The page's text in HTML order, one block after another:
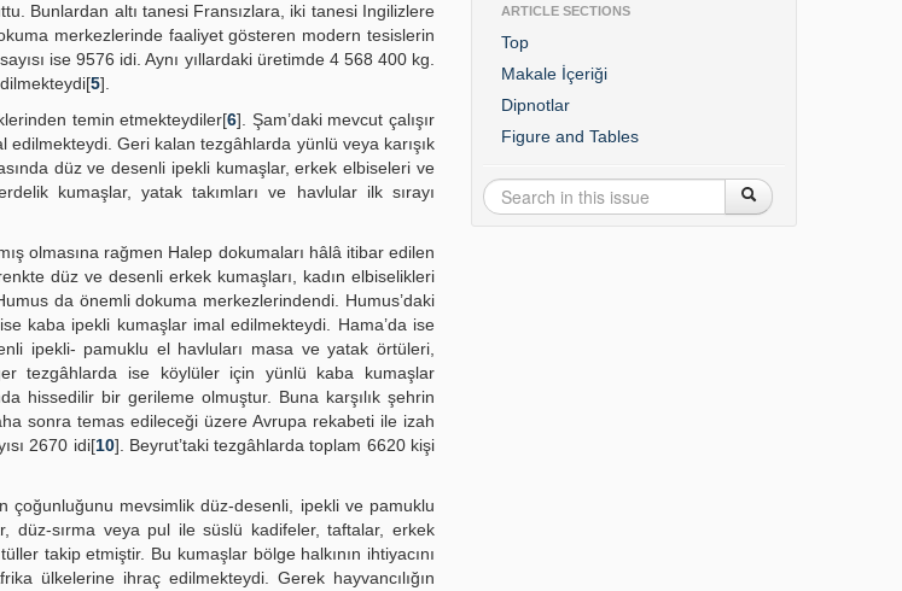
Bunlardan altı tanesi Fransızlara, iki tanesi Ingilizlere
merkezlerinde faaliyet gösteren modern tesislerin
ise 9576 idi. Aynı yıllardaki üretimde 4 568 400 kg.
5].
temin etmekteydiler[6]. Şam’daki mevcut çalışır
edilmekteydi. Geri kalan tezgâhlarda yünlü veya karışık
düz ve desenli ipekli kumaşlar, erkek elbiseleri ve
kumaşlar, yatak takımları ve havlular ilk sırayı
olmasına rağmen Halep dokumaları hâlâ itibar edilen
düz ve desenli erkek kumaşları, kadın elbiselikleri
da önemli dokuma merkezlerindendi. Humus’daki
kaba ipekli kumaşlar imal edilmekteydi. Hama’da ise
ipekli- pamuklu el havluları masa ve yatak örtüleri,
tezgâhlarda ise köylüler için yünlü kaba kumaşlar
hissedilir bir gerileme olmuştur. Buna karşılık şehrin
sonra temas edileceği üzere Avrupa rekabeti ile izah
2670 idi[10]. Beyrut’taki tezgâhlarda toplam 6620 kişi
çoğunluğunu mevsimlik düz-desenli, ipekli ve pamuklu
düz-sırma veya pul ile süslü kadifeler, taftalar, erkek
takip etmiştir. Bu kumaşlar bölge halkının ihtiyacını
ülkelerine ihraç edilmekteydi. Gerek hayvancılığın
ARTICLE SECTIONS
Top
Makale İçeriği
Dipnotlar
Figure and Tables